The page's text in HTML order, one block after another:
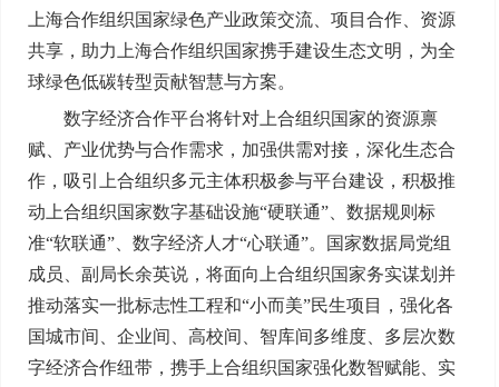
上海合作组织国家绿色产业政策交流、项目合作、资源
共享，助力上海合作组织国家携手建设生态文明，为全
球绿色低碳转型贡献智慧与方案。
数字经济合作平台将针对上合组织国家的资源禀
赋、产业优势与合作需求，加强供需对接，深化生态合
作，吸引上合组织多元主体积极参与平台建设，积极推
动上合组织国家数字基础设施“硬联通”、数据规则标
准“软联通”、数字经济人才“心联通”。国家数据局党组
成员、副局长余英说，将面向上合组织国家务实谋划并
推动落实一批标志性工程和“小而美”民生项目，强化各
国城市间、企业间、高校间、智库间多维度、多层次数
字经济合作纽带，携手上合组织国家强化数智赋能、实